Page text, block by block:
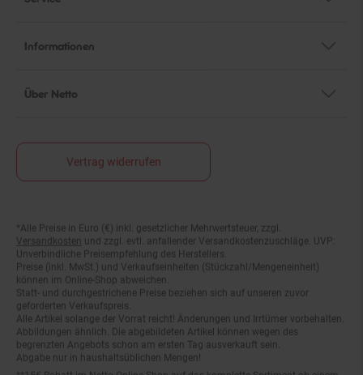
Informationen
Über Netto
Vertrag widerrufen
Fußnoten
Versandkosten und zzgl. evtl. anfallender Versandkostenzuschläge. UVP:
Unverbindliche Preisempfehlung des Herstellers.
Preise (inkl. MwSt.) und Verkaufseinheiten (Stückzahl/Mengeneinheit)
können im Online-Shop abweichen.
Statt- und durchgestrichene Preise beziehen sich auf unseren zuvor
geforderten Verkaufspreis.
Alle Artikel solange der Vorrat reicht! Änderungen und Irrtümer vorbehalten.
Abbildungen ähnlich. Die abgebildeten Artikel können wegen des
begrenzten Angebots schon am ersten Tag ausverkauft sein.
Abgabe nur in haushaltsüblichen Mengen!